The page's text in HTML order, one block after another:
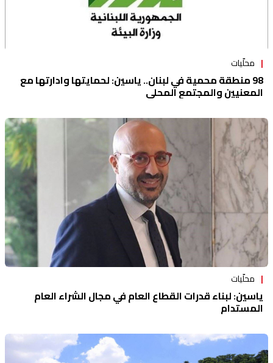
محلّيات
98 منطقة محمية في لبنان.. ياسين: لحمايتها وادارتها مع
المعنيين والمجتمع المحلي
محلّيات
ياسين: لبناء قدرات القطاع العام في مجال الشراء العام
المستدام